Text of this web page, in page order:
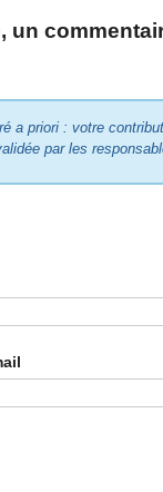
un
a priori : votre
par les